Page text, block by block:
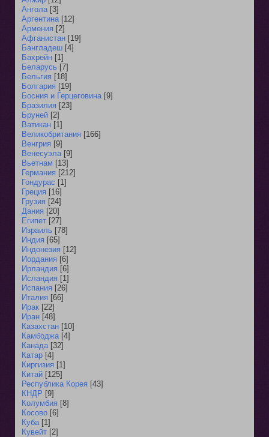
Ангола [3]
Аргентина [12]
Армения [2]
Афганистан [19]
Бангладеш [4]
Бахрейн [1]
Беларусь [7]
Бельгия [18]
Болгария [19]
Босния и Герцеговина [9]
Бразилия [23]
Бруней [2]
Ватикан [1]
Великобритания [166]
Венгрия [9]
Венесуэла [9]
Вьетнам [13]
Германия [212]
Гондурас [1]
Греция [16]
Грузия [24]
Дания [20]
Египет [27]
Израиль [78]
Индия [65]
Индонезия [12]
Иордания [6]
Ирландия [6]
Исландия [1]
Испания [26]
Италия [66]
Ирак [22]
Иран [48]
Казахстан [10]
Камбоджа [4]
Канада [32]
Катар [4]
Киргизия [1]
Китай [125]
Республика Корея [43]
КНДР [9]
Колумбия [8]
Косово [6]
Куба [1]
Кувейт [2]